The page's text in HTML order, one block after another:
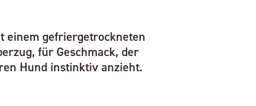
einem gefriergetrockneten
für Geschmack, der
Hund instinktiv anzieht.